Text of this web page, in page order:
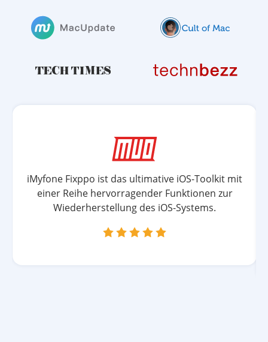
iMyfone Fixppo ist das ultimative iOS-Toolkit mit
einer Reihe hervorragender Funktionen zur
Wiederherstellung des iOS-Systems.